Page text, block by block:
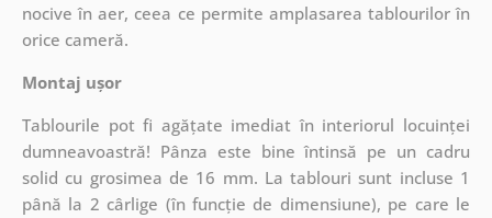
nocive în aer, ceea ce permite amplasarea tablourilor în
orice cameră.
Montaj ușor
Tablourile pot fi agățate imediat în interiorul locuinței
dumneavoastră! Pânza este bine întinsă pe un cadru
solid cu grosimea de 16 mm. La tablouri sunt incluse 1
până la 2 cârlige (în funcție de dimensiune), pe care le